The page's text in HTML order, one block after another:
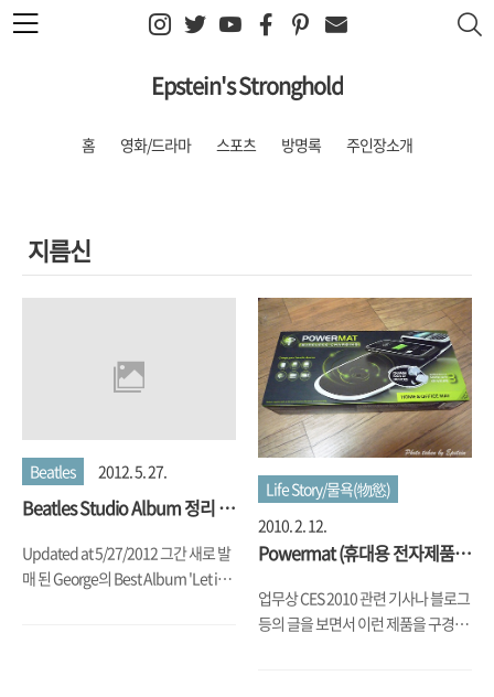
본문 바로가기
Epstein's Stronghold
홈 영화/드라마 스포츠 방명록 주인장소개
지름신
Beatles 2012. 5. 27.
Beatles Studio Album 정리 및
Updated at 5/27/2012 그간 새로 발
매 된 George의 Best Album 'Let it
Life Story/물욕(物慾)
2010. 2. 12.
Powermat (휴대용 전자제품
업무상 CES 2010 관련 기사나 블로그
등의 글을 보면서 이런 제품을 구경하